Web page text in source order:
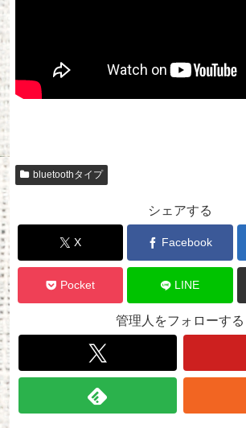
bluetoothタイプ
シェアする
X Facebook
Pocket LINE
管理人をフォローする